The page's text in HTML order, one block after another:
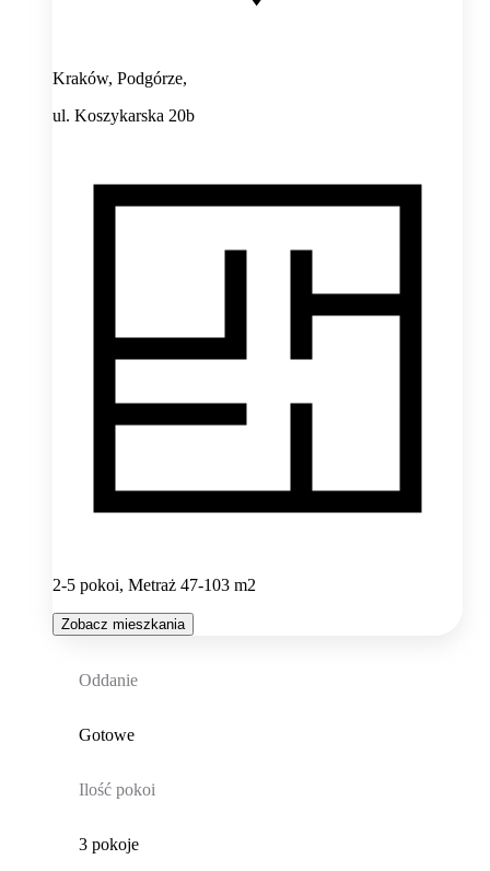
Kraków, Podgórze,
ul. Koszykarska 20b
2-5 pokoi, Metraż 47-103 m2
Zobacz mieszkania
Oddanie
Gotowe
Ilość pokoi
3 pokoje